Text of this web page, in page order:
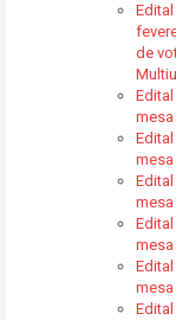
de
mesa
mesa
mesa
mesa
mesa